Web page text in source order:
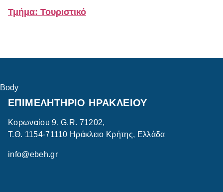
Τμήμα: Τουριστικό
Body
ΕΠΙΜΕΛΗΤΗΡΙΟ ΗΡΑΚΛΕΙΟΥ
Κορωναίου 9, G.R. 71202,
Τ.Θ. 1154-71110 Ηράκλειο Κρήτης, Ελλάδα
info@ebeh.gr